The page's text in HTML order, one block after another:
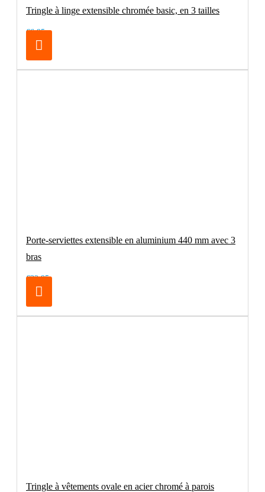
Tringle à linge extensible chromée basic, en 3 tailles
€6.95
Porte-serviettes extensible en aluminium 440 mm avec 3
bras
€32.95
Tringle à vêtements ovale en acier chromé à parois